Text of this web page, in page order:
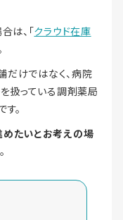
は、「クラウド在庫
けではなく、病院
扱っている調剤薬局
。
たいとお考えの場